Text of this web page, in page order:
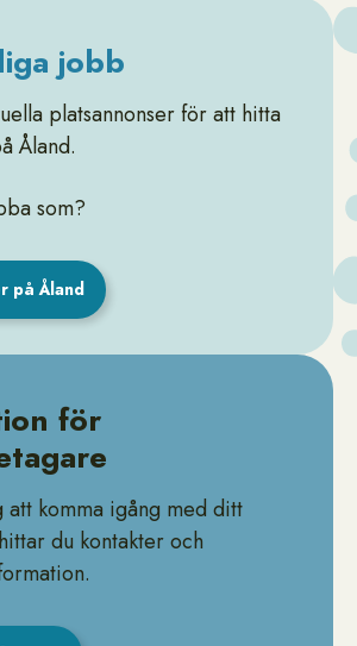
jobb
platsannonser för att hitta
Åland.
som?
på Åland
för
komma igång med ditt
du kontakter och